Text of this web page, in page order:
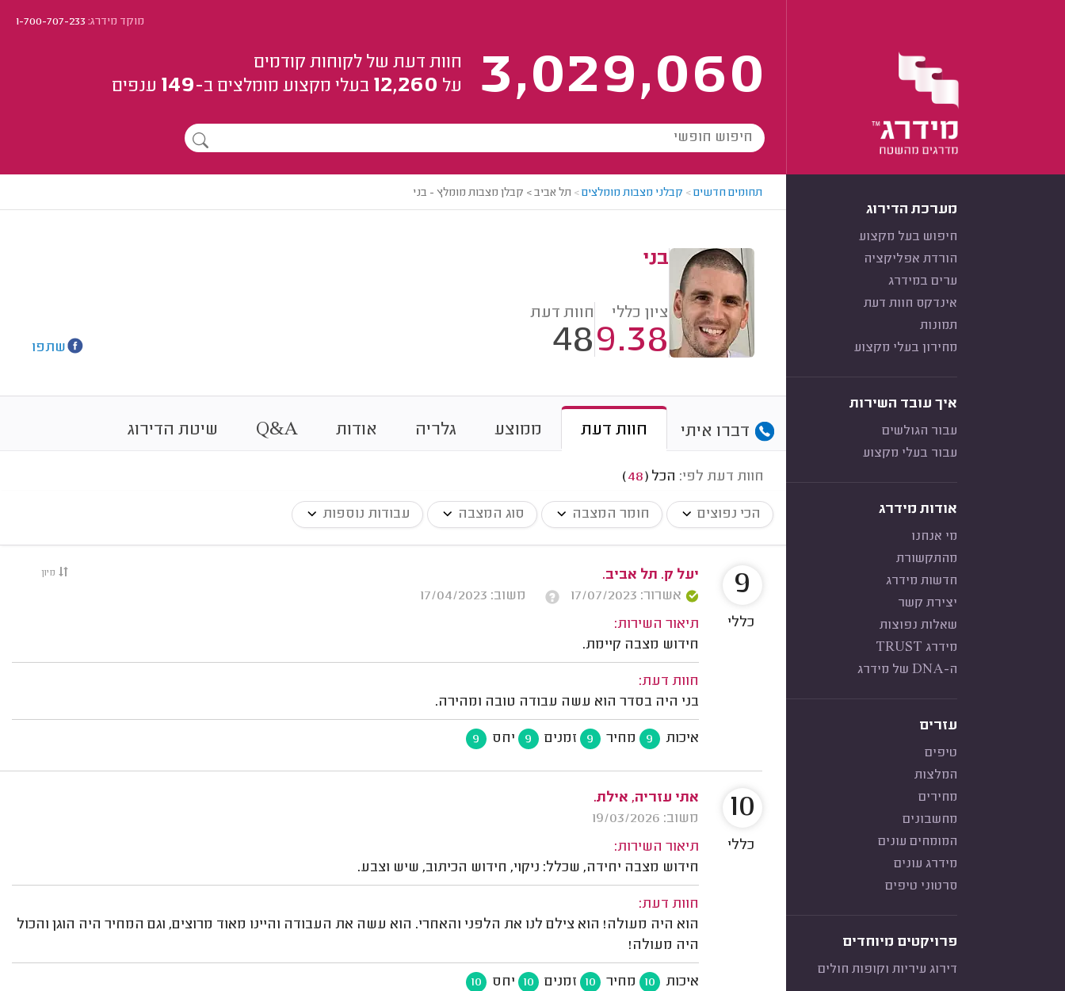
מוקד מידרג:1-700-707-233
3,029,060
חוות דעת של לקוחות קודמים
על 12,260 בעלי מקצוע מומלצים ב-149 ענפים
מערכת הדירוג
חיפוש בעל מקצוע
הורדת אפליקציה
ערים במידרג
אינדקס חוות דעת
תמונות
מחירון בעלי מקצוע
איך עובד השירות
עבור הגולשים
עבור בעלי מקצוע
אודות מידרג
מי אנחנו
מהתקשורת
חדשות מידרג
יצירת קשר
שאלות נפוצות
מידרג TRUST
ה-DNA של מידרג
עזרים
טיפים
המלצות
מחירים
מחשבונים
המומחים עונים
מידרג עונים
סרטוני טיפים
פרויקטים מיוחדים
דירוג עיריות וקופות חולים
תחומים חדשים> קבלני מצבות מומלצים> תל אביב > קבלן מצבות מומלץ - בני
בני
ציון כללי
9.38
חוות דעת
48 שתפו
דברו איתי חוות דעת ממוצע גלריה אודות Q&A שיטת הדירוג
חוות דעת לפי: הכל (
48
)
הכי נפוצים חומר המצבה סוג המצבה עבודות נוספות
מיון
יעל ק. תל אביב.
אשרור: 17/07/2023
משוב: 17/04/2023
תיאור השירות:
חידוש מצבה קיימת.
חוות דעת:
בני היה בסדר הוא עשה עבודה טובה ומהירה.
איכות 9 מחיר 9 זמנים 9 יחס 9
9
כללי
אתי עזריה, אילת.
משוב: 19/03/2026
תיאור השירות:
חידוש מצבה יחידה, שכלל: ניקוי, חידוש הכיתוב, שיש וצבע.
חוות דעת:
הוא היה מעולה! הוא צילם לנו את הלפני והאחרי. הוא עשה את העבודה והיינו מאוד מרוצים, וגם המחיר היה הוגן והכול
היה מעולה!
איכות 10 מחיר 10 זמנים 10 יחס 10
10
כללי